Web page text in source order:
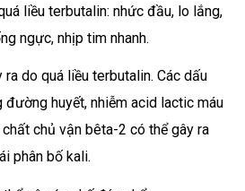
liều terbutalin: nhức đầu, lo lắng,
ngực, nhịp tim nhanh.
do quá liều terbutalin. Các dấu
đường huyết, nhiễm acid lactic máu
chủ vận bêta-2 có thể gây ra
phân bố kali.